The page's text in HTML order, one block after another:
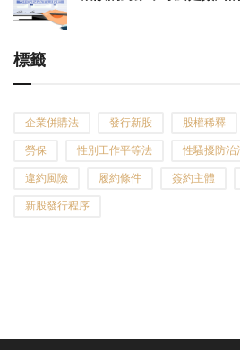
標籤
企業併購法 發行新股 股權稀釋
勞保 性別工作平等法 性騷擾防治
違約風險 履約條件 簽約主體
新股發行程序